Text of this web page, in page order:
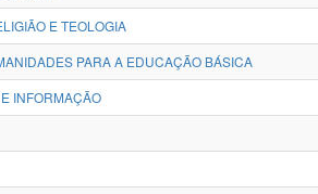
E TEOLOGIA
PARA A EDUCAÇÃO BÁSICA
INFORMAÇÃO